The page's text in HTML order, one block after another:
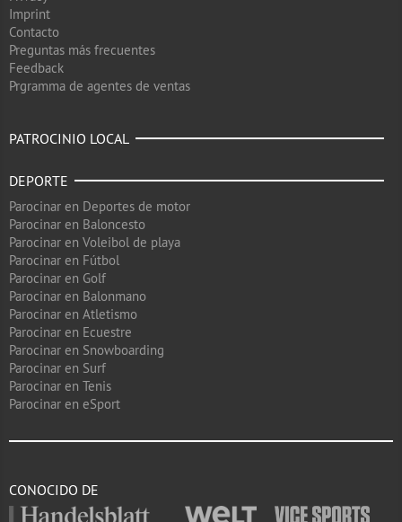
Imprint
Contacto
Preguntas más frecuentes
Feedback
Prgramma de agentes de ventas
PATROCINIO LOCAL
DEPORTE
Parocinar en Deportes de motor
Parocinar en Baloncesto
Parocinar en Voleibol de playa
Parocinar en Fútbol
Parocinar en Golf
Parocinar en Balonmano
Parocinar en Atletismo
Parocinar en Ecuestre
Parocinar en Snowboarding
Parocinar en Surf
Parocinar en Tenis
Parocinar en eSport
CONOCIDO DE